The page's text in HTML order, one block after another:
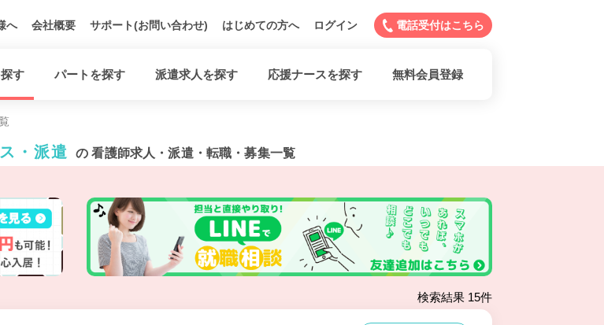
へ 会社概要 サポート(お問い合わせ) はじめての方へ ログイン 電話受付はこちら
す パートを探す 派遣求人を探す 応援ナースを探す 無料会員登録
・派遣 の 看護師求人・派遣・転職・募集一覧
検索結果 15件